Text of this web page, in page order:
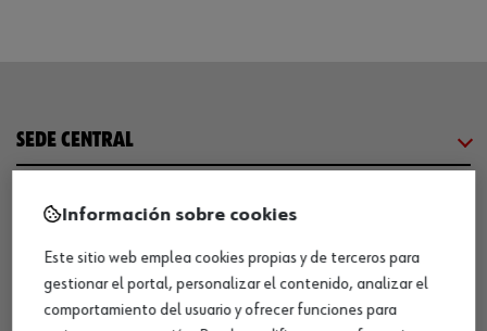
SEDE CENTRAL
CENTRO LOGÍSTICO / MUSEO
SOBRE WÜRTH
Información sobre cookies
Este sitio web emplea cookies propias y de terceros para
gestionar el portal, personalizar el contenido, analizar el
comportamiento del usuario y ofrecer funciones para